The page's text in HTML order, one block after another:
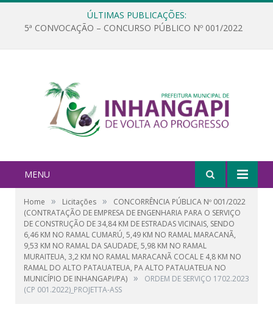
ÚLTIMAS PUBLICAÇÕES:
5ª CONVOCAÇÃO – CONCURSO PÚBLICO Nº 001/2022
MENU
Home » Licitações »
CONCORRÊNCIA PÚBLICA Nº 001/2022
(CONTRATAÇÃO DE EMPRESA DE ENGENHARIA PARA O SERVIÇO
DE CONSTRUÇÃO DE 34,84 KM DE ESTRADAS VICINAIS, SENDO
6,46 KM NO RAMAL CUMARÚ, 5,49 KM NO RAMAL MARACANÃ,
9,53 KM NO RAMAL DA SAUDADE, 5,98 KM NO RAMAL
MURAITEUA, 3,2 KM NO RAMAL MARACANÃ COCAL E 4,8 KM NO
RAMAL DO ALTO PATAUATEUA, PA ALTO PATAUATEUA NO
MUNICÍPIO DE INHANGAPI/PA) »
ORDEM DE SERVIÇO 1702.2023
(CP 001.2022)_PROJETTA-ASS